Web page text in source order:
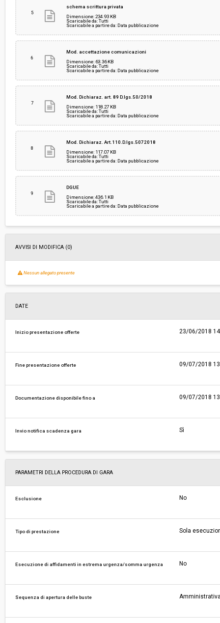
5
schema scrittura privata
Dimensione: 234.93 KB
Scaricabile da: Tutti
Scaricabile a partire da: Data pubblicazione
6
Mod. accettazione comunicazioni
Dimensione: 63.36 KB
Scaricabile da: Tutti
Scaricabile a partire da: Data pubblicazione
7
Mod. Dichiaraz. art. 89 D.lgs.50/2018
Dimensione: 118.27 KB
Scaricabile da: Tutti
Scaricabile a partire da: Data pubblicazione
8
Mod. Dichiaraz. Art.110.D.lgs.5072018
Dimensione: 117.07 KB
Scaricabile da: Tutti
Scaricabile a partire da: Data pubblicazione
9
DGUE
Dimensione: 436.1 KB
Scaricabile da: Tutti
Scaricabile a partire da: Data pubblicazione
AVVISI DI MODIFICA (0)
Nessun allegato presente
DATE
Inizio presentazione offerte 23/06/2018
Fine presentazione offerte 09/07/2018
Documentazione disponibile fino a 09/07/2018
Invio notifica scadenza gara Sì
PARAMETRI DELLA PROCEDURA DI GARA
Esclusione No
Tipo di prestazione Sola
Esecuzione di affidamenti in estrema urgenza/somma urgenza No
Sequenza di apertura delle buste